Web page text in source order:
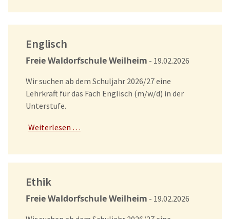
Englisch
Freie Waldorfschule Weilheim - 19.02.2026
Wir suchen ab dem Schuljahr 2026/27 eine
Lehrkraft für das Fach Englisch (m/w/d) in der
Unterstufe.
Weiterlesen …
Ethik
Freie Waldorfschule Weilheim - 19.02.2026